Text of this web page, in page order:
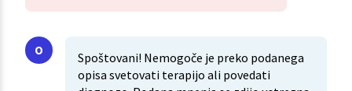
Spoštovani! Nemogoče je preko podanega
opisa svetovati terapijo ali povedati